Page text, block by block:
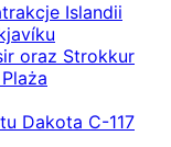
Islandii
oraz Strokkur
Dakota C-117